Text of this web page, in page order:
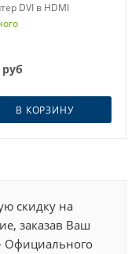
DVI в HDMI
В КОРЗИНУ
скидку на
заказав Ваш
Официального